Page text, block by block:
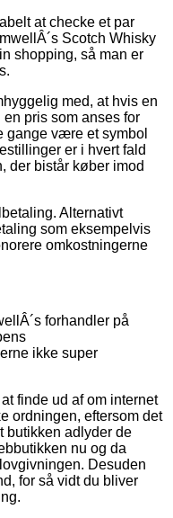
at checke et par
Scotch Whisky
shopping, så man er
med, at hvis en
pris som anses for
gange være et symbol
er i hvert fald
der bistår køber imod
Alternativt
som eksempelvis
omkostningerne
forhandler på
ikke super
finde ud af om internet
ordningen, eftersom det
butikken adlyder de
nu og da
Desuden
for så vidt du bliver